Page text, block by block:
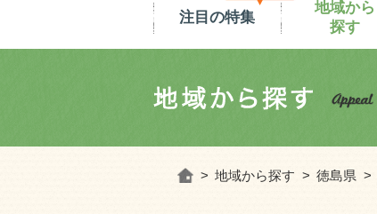
注目の特集
地域から
探す
ホーム 地域から探す 徳島県